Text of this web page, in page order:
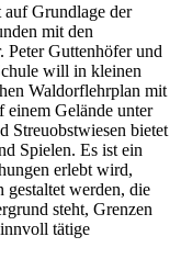
Grundlage der
mit den
Peter Guttenhöfer und
will in kleinen
Waldorflehrplan mit
einem Gelände unter
Streuobstwiesen bietet
Spielen. Es ist ein
erlebt wird,
gestaltet werden, die
steht, Grenzen
tätige